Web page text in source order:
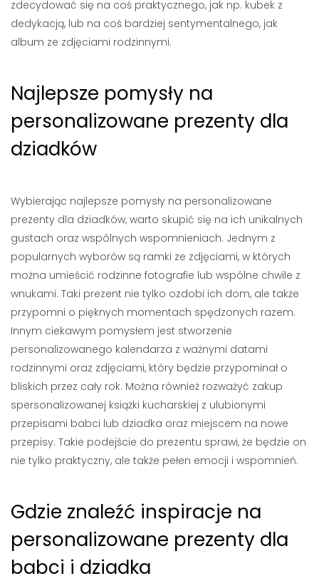
zdecydować się na coś praktycznego, jak np. kubek z
dedykacją, lub na coś bardziej sentymentalnego, jak
album ze zdjęciami rodzinnymi.
Najlepsze pomysły na
personalizowane prezenty dla
dziadków
Wybierając najlepsze pomysły na personalizowane
prezenty dla dziadków, warto skupić się na ich unikalnych
gustach oraz wspólnych wspomnieniach. Jednym z
popularnych wyborów są ramki ze zdjęciami, w których
można umieścić rodzinne fotografie lub wspólne chwile z
wnukami. Taki prezent nie tylko ozdobi ich dom, ale także
przypomni o pięknych momentach spędzonych razem.
Innym ciekawym pomysłem jest stworzenie
personalizowanego kalendarza z ważnymi datami
rodzinnymi oraz zdjęciami, który będzie przypominał o
bliskich przez cały rok. Można również rozważyć zakup
spersonalizowanej książki kucharskiej z ulubionymi
przepisami babci lub dziadka oraz miejscem na nowe
przepisy. Takie podejście do prezentu sprawi, że będzie on
nie tylko praktyczny, ale także pełen emocji i wspomnień.
Gdzie znaleźć inspiracje na
personalizowane prezenty dla
babci i dziadka